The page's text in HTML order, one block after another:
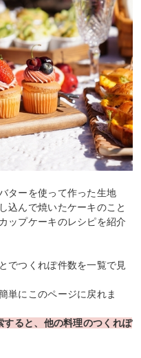
ターを使って作った生地
込んで焼いたケーキのこと
ップケーキのレシピを紹介
でつくれぽ件数を一覧で見
単にこのページに戻れま
ると、他の料理のつくれぽ